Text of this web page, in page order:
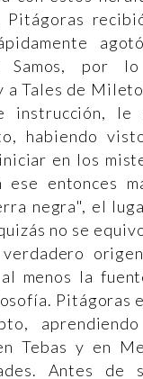
Samos, por
a Tales de
instrucción, le
habiendo
en los
entonces
negra", el
no se
menos la
Pitágoras
Tebas y en
Antes de